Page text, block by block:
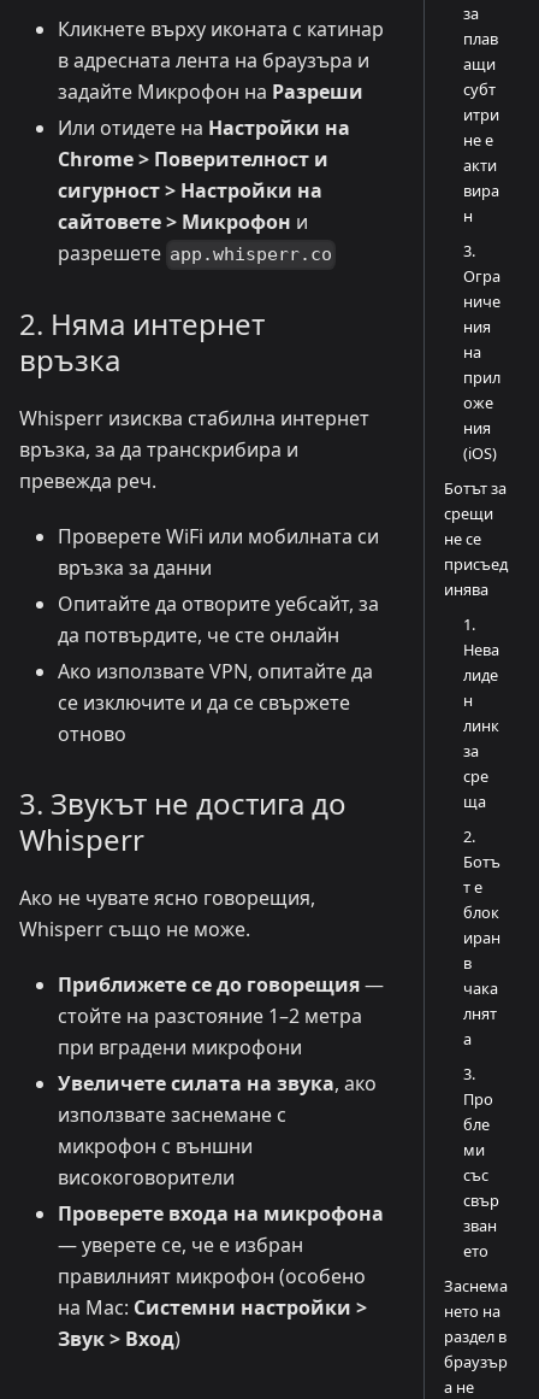
Кликнете върху иконата с катинар
в адресната лента на браузъра и
задайте Микрофон на Разреши
Или отидете на Настройки на
Chrome > Поверителност и
сигурност > Настройки на
сайтовете > Микрофон и
разрешете app.whisperr.co
2. Няма интернет
връзка
Whisperr изисква стабилна интернет
връзка, за да транскрибира и
превежда реч.
Проверете WiFi или мобилната си
връзка за данни
Опитайте да отворите уебсайт, за
да потвърдите, че сте онлайн
Ако използвате VPN, опитайте да
се изключите и да се свържете
отново
3. Звукът не достига до
Whisperr
Ако не чувате ясно говорещия,
Whisperr също не може.
Приближете се до говорещия—
стойте на разстояние 1–2 метра
при вградени микрофони
Увеличете силата на звука, ако
използвате заснемане с
микрофон с външни
високоговорители
Проверете входа на микрофона
— уверете се, че е избран
правилният микрофон (особено
на Mac: Системни настройки >
Звук > Вход)
за
плав
ащи
субт
итри
не е
акти
вира
н
3.
Огра
ниче
ния
на
прил
оже
ния
(iOS)
Ботът за
срещи
не се
присъед
инява
1.
Нева
лиде
н
линк
за
сре
ща
2.
Ботъ
т е
блок
иран
в
чака
лнят
а
3.
Про
бле
ми
със
свър
зван
ето
Заснема
нето на
раздел в
браузър
а не